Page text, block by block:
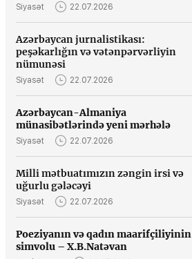
Siyasət 22.07.2026
Azərbaycan jurnalistikası:
peşəkarlığın və vətənpərvərliyin
nümunəsi
Siyasət 22.07.2026
Azərbaycan-Almaniya
münasibətlərində yeni mərhələ
Siyasət 22.07.2026
Milli mətbuatımızın zəngin irsi və
uğurlu gələcəyi
Siyasət 22.07.2026
Poeziyanın və qadın maarifçiliyinin
simvolu – X.B.Natəvan